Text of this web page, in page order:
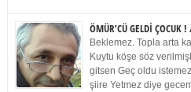
ÖMÜR’CÜ GELDİ ÇOCUK
Beklemez. Topla arta
Kuytu köşe söz
gitsen Geç oldu
şiire Yetmez diye